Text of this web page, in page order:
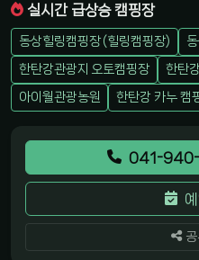
실시간 급상승 캠핑장
동상힐링캠핑장 (힐링캠핑장)
한탄강관광지 오토캠핑장
한탄
아이월관광농원
한탄강 카누 캠
041-940-
공